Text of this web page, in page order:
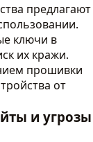
предлагают
ключи в
их кражи.
прошивки
от
и угрозы